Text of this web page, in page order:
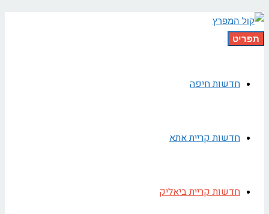
תפריט
חדשות חיפה
חדשות קריית אתא
חדשות קריית ביאליק